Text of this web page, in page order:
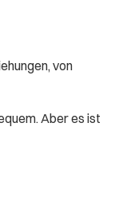
von
Aber es ist